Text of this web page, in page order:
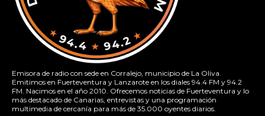
Emisora de radio con sede en Corralejo, municipio de La Oliva.
Emitimos en Fuerteventura y Lanzarote en los diales 94.4 FM y 94.2
FM. Nacimos en el año 2010. Ofrecemos noticias de Fuerteventura y lo
más destacado de Canarias, entrevistas y una programación
multimedia de cercanía para más de 35.000 oyentes diarios.